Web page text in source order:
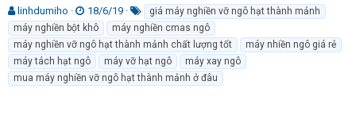
T
h
r
e
a
d
linhdumiho
N
g
à
y
g
ử
18/6/19
ừ
k
h
ó
a
giá máy nghiền vỡ ngô hạt thành mảnh
máy nghiền bột khô
máy nghiền cmas ngô
máy nghiền vỡ ngô hạt thành mảnh chất lượng tốt
máy nhiền ngô giá rẻ
máy tách hạt ngô
máy vỡ hạt ngô
máy xay ngô
mua máy nghiền vỡ ngô hạt thành mảnh ở đâu